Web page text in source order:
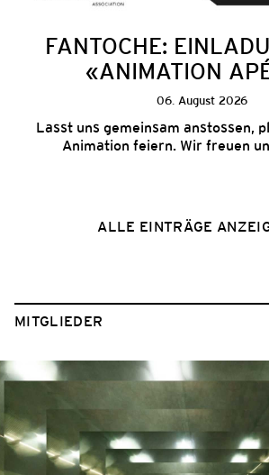
FANTOCHE:
«ANIMATION
06. August 2026
Lasst uns gemeinsam anstossen,
Animation feiern. Wir freuen
ALLE EINTRÄGE
MITGLIEDER